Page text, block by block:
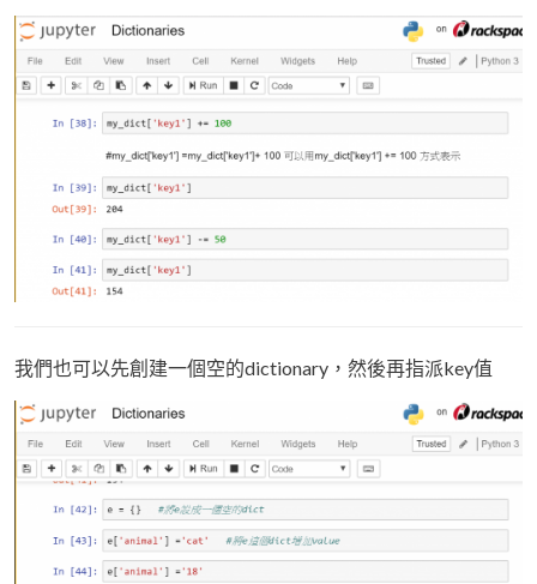
我們也可以先創建一個空的dictionary，然後再指派key值